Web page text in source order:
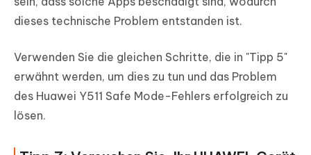
dieses technische Problem entstanden ist.
Verwenden Sie die gleichen Schritte, die in "Tipp 5"
erwähnt werden, um dies zu tun und das Problem
des Huawei Y511 Safe Mode-Fehlers erfolgreich zu
lösen.